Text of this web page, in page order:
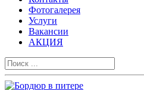
Фотогалерея
Услуги
Вакансии
АКЦИЯ